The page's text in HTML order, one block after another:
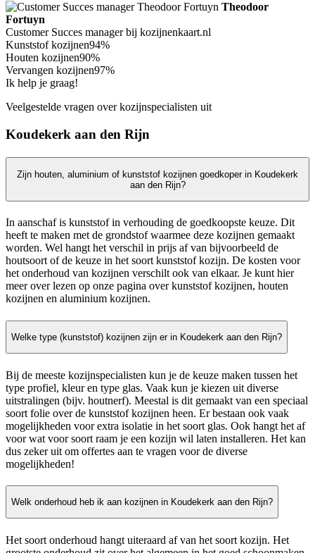
Theodoor
Fortuyn
Customer Succes manager bij kozijnenkaart.nl
Kunststof kozijnen94%
Houten kozijnen90%
Vervangen kozijnen97%
Ik help je graag!
Veelgestelde vragen over kozijnspecialisten uit
Koudekerk aan den Rijn
Zijn houten, aluminium of kunststof kozijnen goedkoper in Koudekerk
aan den Rijn?
In aanschaf is kunststof in verhouding de goedkoopste keuze. Dit
heeft te maken met de grondstof waarmee deze kozijnen gemaakt
worden. Wel hangt het verschil in prijs af van bijvoorbeeld de
houtsoort of de keuze in het soort kunststof kozijn. De kosten voor
het onderhoud van kozijnen verschilt ook van elkaar. Je kunt hier
meer over lezen op onze pagina over kunststof kozijnen, houten
kozijnen en aluminium kozijnen.
Welke type (kunststof) kozijnen zijn er in Koudekerk aan den Rijn?
Bij de meeste kozijnspecialisten kun je de keuze maken tussen het
type profiel, kleur en type glas. Vaak kun je kiezen uit diverse
uitstralingen (bijv. houtnerf). Meestal is dit gemaakt van een speciaal
soort folie over de kunststof kozijnen heen. Er bestaan ook vaak
mogelijkheden voor extra isolatie in het soort glas. Ook hangt het af
voor wat voor soort raam je een kozijn wil laten installeren. Het kan
dus zeker uit om offertes aan te vragen voor de diverse
mogelijkheden!
Welk onderhoud heb ik aan kozijnen in Koudekerk aan den Rijn?
Het soort onderhoud hangt uiteraard af van het soort kozijn. Het